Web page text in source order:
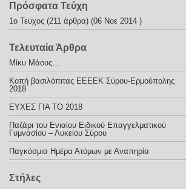
Πρόσφατα Τεύχη
1ο Τεύχος (211 άρθρα) (06 Νοε 2014 )
Τελευταία Άρθρα
Μίκυ Μάους…
Κοπή βασιλόπιτας ΕΕΕΕΚ Σύρου-Ερμούπολης
2018
ΕΥΧΕΣ ΓΙΑ ΤΟ 2018
Παζάρι του Ενιαίου Ειδικού Επαγγελματικού
Γυμνασίου – Λυκείου Σύρου
Παγκόσμια Ημέρα Ατόμων με Αναπηρία
Στήλες